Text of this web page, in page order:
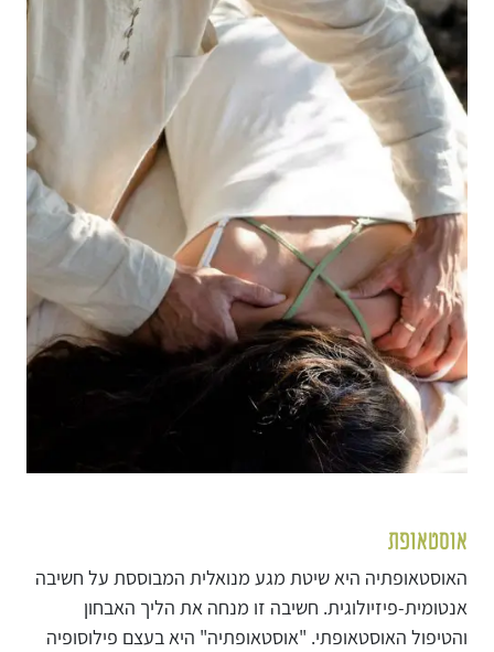
אוסטאופת
האוסטאופתיה היא שיטת מגע מנואלית המבוססת על חשיבה
אנטומית-פיזיולוגית. חשיבה זו מנחה את הליך האבחון
והטיפול האוסטאופתי. "אוסטאופתיה" היא בעצם פילוסופיה